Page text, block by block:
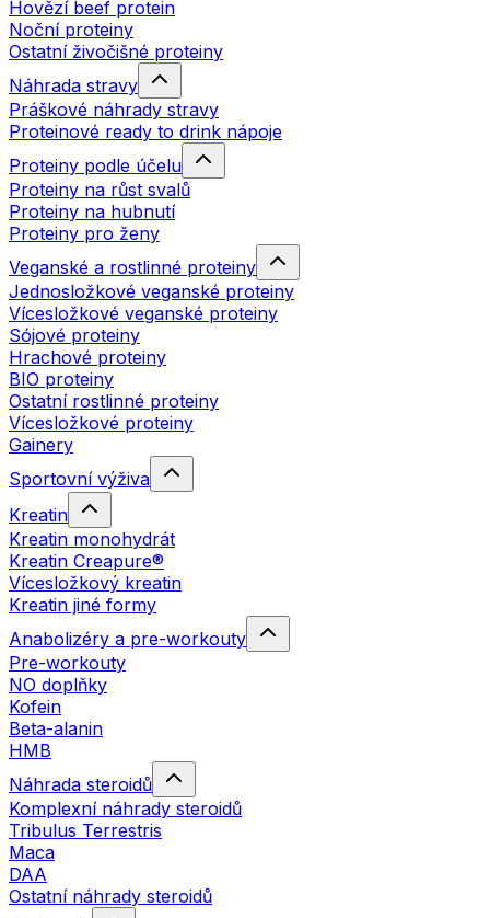
Hovězí beef protein
Noční proteiny
Ostatní živočišné proteiny
Náhrada stravy
Práškové náhrady stravy
Proteinové ready to drink nápoje
Proteiny podle účelu
Proteiny na růst svalů
Proteiny na hubnutí
Proteiny pro ženy
Veganské a rostlinné proteiny
Jednosložkové veganské proteiny
Vícesložkové veganské proteiny
Sójové proteiny
Hrachové proteiny
BIO proteiny
Ostatní rostlinné proteiny
Vícesložkové proteiny
Gainery
Sportovní výživa
Kreatin
Kreatin monohydrát
Kreatin Creapure®
Vícesložkový kreatin
Kreatin jiné formy
Anabolizéry a pre-workouty
Pre-workouty
NO doplňky
Kofein
Beta-alanin
HMB
Náhrada steroidů
Komplexní náhrady steroidů
Tribulus Terrestris
Maca
DAA
Ostatní náhrady steroidů